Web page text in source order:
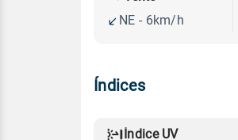
NE - 6km/h
Índices
Índice UV